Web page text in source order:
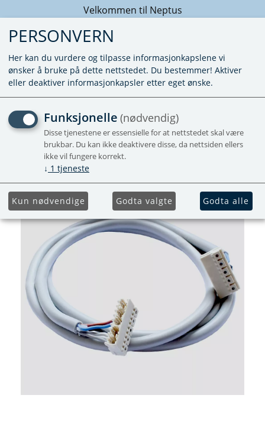
Velkommen til Neptus
KABEL KONTROLLPANEL
TEB3 - 1,3M
PERSONVERN
Her kan du vurdere og tilpasse informasjonkapslene vi
ønsker å bruke på dette nettstedet. Du bestemmer! Aktiver
eller deaktiver informasjonkapsler etter eget ønske.
Funksjonelle (nødvendig)
Disse tjenestene er essensielle for at nettstedet skal være
brukbar. Du kan ikke deaktivere disse, da nettsiden ellers
ikke vil fungere korrekt.
↓ 1 tjeneste
Kun nødvendige Godta valgte Godta alle